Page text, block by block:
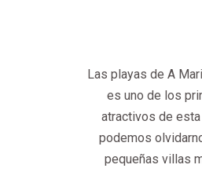
Las playas de A
es uno de los
atractivos de esta
podemos
pequeñas villas